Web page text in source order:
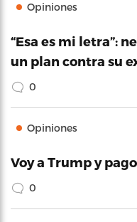
Opiniones
“Esa es mi letra”:
un plan contra su
0
Opiniones
Voy a Trump y
0